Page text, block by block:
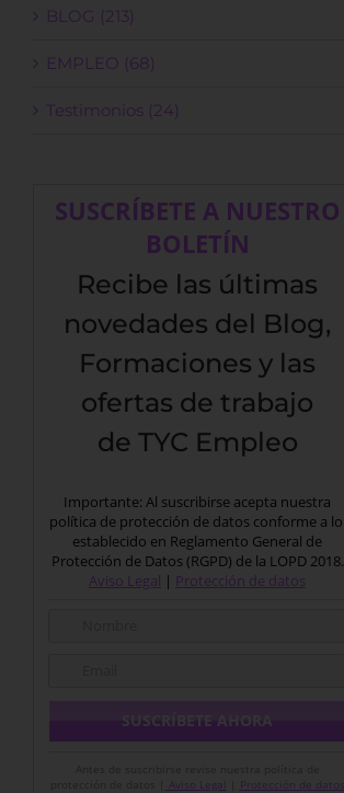
BLOG (213)
EMPLEO (68)
Testimonios (24)
SUSCRÍBETE A NUESTRO
BOLETÍN
Recibe las últimas
novedades del Blog,
Formaciones y las
ofertas de trabajo
de TYC Empleo
Importante: Al suscribirse acepta nuestra
política de protección de datos conforme a lo
establecido en Reglamento General de
Protección de Datos (RGPD) de la LOPD 2018.
Aviso Legal | Protección de datos
Aviso Legal Protección de datos